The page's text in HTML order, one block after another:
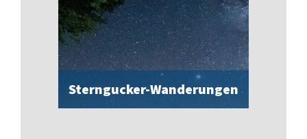
Sterngucker-Wanderungen